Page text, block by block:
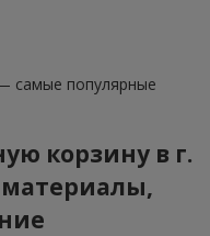
самые популярные
корзину в г.